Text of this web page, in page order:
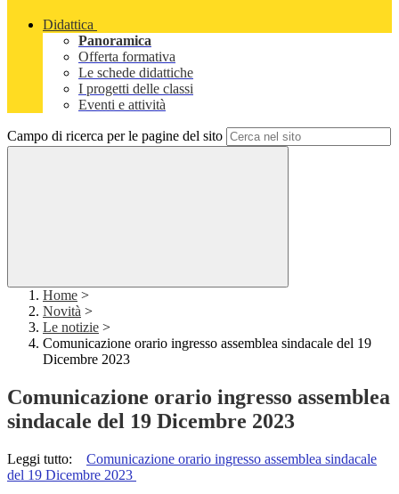
Didattica
Panoramica
Offerta formativa
Le schede didattiche
I progetti delle classi
Eventi e attività
Campo di ricerca per le pagine del sito
Home >
Novità >
Le notizie >
Comunicazione orario ingresso assemblea sindacale del 19
Dicembre 2023
Comunicazione orario ingresso assemblea
sindacale del 19 Dicembre 2023
Leggi tutto: Comunicazione orario ingresso assemblea sindacale
del 19 Dicembre 2023